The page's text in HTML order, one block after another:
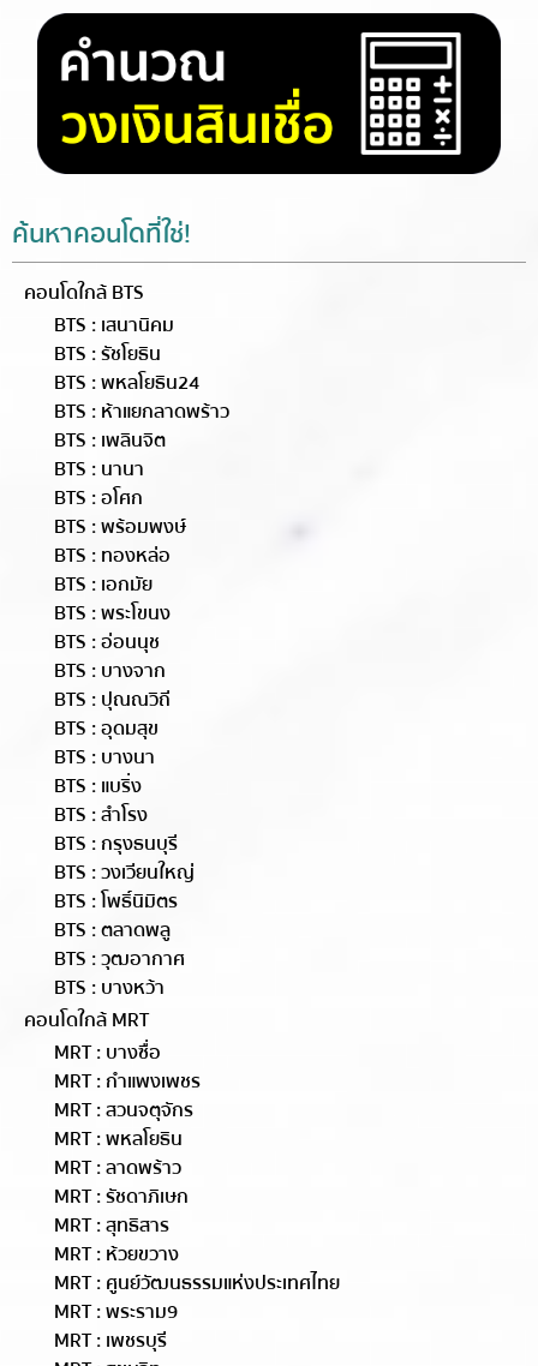
ค้นหาคอนโดที่ใช่!
คอนโดใกล้ BTS
BTS : เสนานิคม
BTS : รัชโยธิน
BTS : พหลโยธิน24
BTS : ห้าแยกลาดพร้าว
BTS : เพลินจิต
BTS : นานา
BTS : อโศก
BTS : พร้อมพงษ์
BTS : ทองหล่อ
BTS : เอกมัย
BTS : พระโขนง
BTS : อ่อนนุช
BTS : บางจาก
BTS : ปุณณวิถี
BTS : อุดมสุข
BTS : บางนา
BTS : แบริ่ง
BTS : สำโรง
BTS : กรุงธนบุรี
BTS : วงเวียนใหญ่
BTS : โพธิ์นิมิตร
BTS : ตลาดพลู
BTS : วุฒอากาศ
BTS : บางหว้า
คอนโดใกล้ MRT
MRT : บางซื่อ
MRT : กำแพงเพชร
MRT : สวนจตุจักร
MRT : พหลโยธิน
MRT : ลาดพร้าว
MRT : รัชดาภิเษก
MRT : สุทธิสาร
MRT : ห้วยขวาง
MRT : ศูนย์วัฒนธรรมแห่งประเทศไทย
MRT : พระราม9
MRT : เพชรบุรี